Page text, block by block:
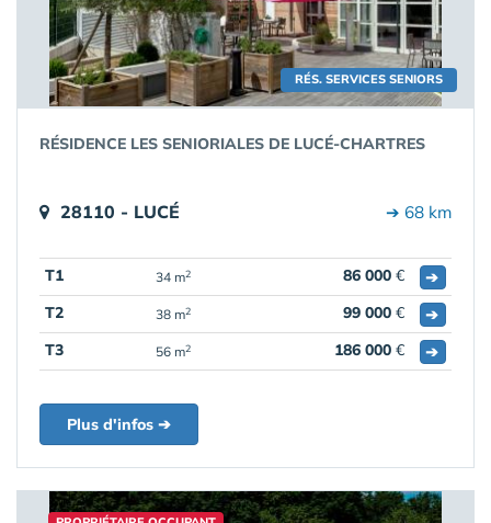
RÉS. SERVICES SENIORS
RÉSIDENCE LES SENIORIALES DE LUCÉ-CHARTRES
28110 - LUCÉ ➔ 68 km
T1 34 m2 86 000 €
➔
T2
38 m2 99 000 €
➔
T3
56 m2 186 000 € ➔
Plus d'infos ➔